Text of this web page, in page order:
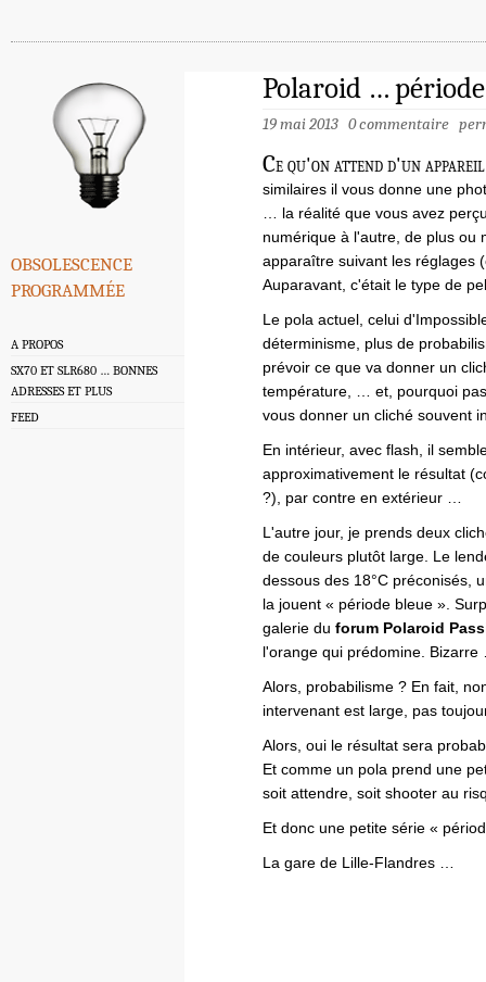
obsolescence
programmée
A PROPOS
SX70 ET SLR680 … BONNES
ADRESSES ET PLUS
FEED
Polaroid …
19 mai 2013 0 commentaire
Ce qu'on attend d'un
similaires il vous donne une
… la réalité que vous avez
numérique à l'autre, de plus ou
apparaître suivant les réglages
Auparavant, c'était le type de
Le pola actuel, celui
déterminisme, plus de
prévoir ce que va donner un
température, … et, pourquoi
vous donner un cliché souvent
En intérieur, avec flash, il
approximativement le résultat
?), par contre en extérieur …
L'autre jour, je prends deux
de couleurs plutôt large. Le
dessous des 18°C préconisés,
la jouent « période bleue ».
galerie du forum Polaroid
l'orange qui prédomine.
Alors, probabilisme ? En fait,
intervenant est large, pas
Alors, oui le résultat sera
Et comme un pola prend une
soit attendre, soit shooter au
Et donc une petite série «
La gare de Lille-Flandres …